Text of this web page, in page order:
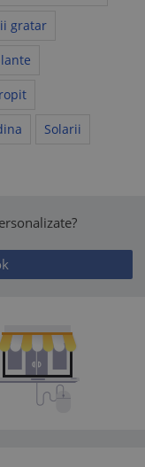
gratar
Solarii